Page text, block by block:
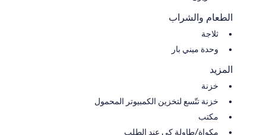
الطعام والشراب
ثلاجة
وحدة ميني بار
المزيد
خزنة
خزنة تتّسع لتخزين الكمبيوتر المحمول
مكتب
مكواة/طاولة كي عند الطلب